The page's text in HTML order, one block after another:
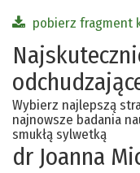
pobierz fragment
Wybierz najlepszą
najnowsze badania
smukłą sylwetką
dr Joanna